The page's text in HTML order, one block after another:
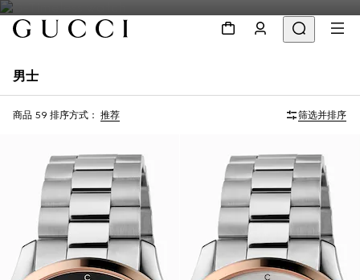
男士
商品 59 排序方式： 推荐 筛选并排序